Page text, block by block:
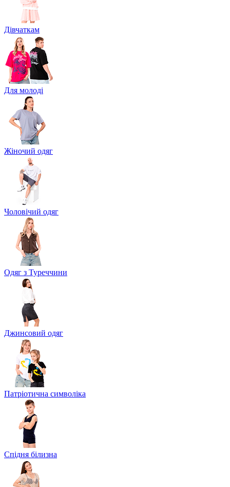
Дівчаткам
Для молоді
Жіночий одяг
Чоловічий одяг
Одяг з Туреччини
Джинсовий одяг
Патріотична символіка
Спідня білизна